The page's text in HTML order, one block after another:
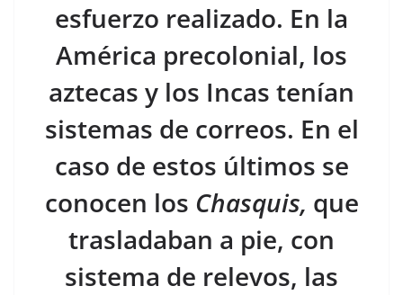
esfuerzo realizado. En la
América precolonial, los
aztecas y los Incas tenían
sistemas de correos. En el
caso de estos últimos se
conocen los Chasquis, que
trasladaban a pie, con
sistema de relevos, las